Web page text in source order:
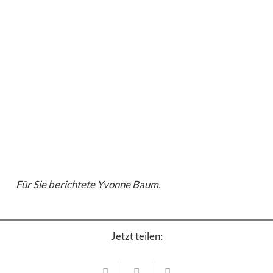
Für Sie berichtete Yvonne Baum.
Jetzt teilen: